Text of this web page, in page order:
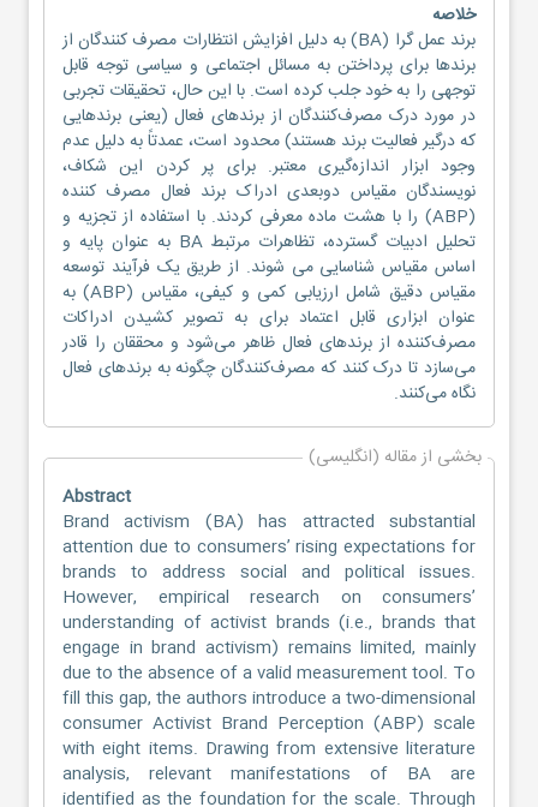
خلاصه
برند عمل گرا (BA) به دلیل افزایش انتظارات مصرف کنندگان از
برندها برای پرداختن به مسائل اجتماعی و سیاسی توجه قابل
توجهی را به خود جلب کرده است. با این حال، تحقیقات تجربی
در مورد درک مصرف‌کنندگان از برندهای فعال (یعنی برندهایی
که درگیر فعالیت برند هستند) محدود است، عمدتاً به دلیل عدم
وجود ابزار اندازه‌گیری معتبر. برای پر کردن این شکاف،
نویسندگان مقیاس دوبعدی ادراک برند فعال مصرف کننده
(ABP) را با هشت ماده معرفی کردند. با استفاده از تجزیه و
تحلیل ادبیات گسترده، تظاهرات مرتبط BA به عنوان پایه و
اساس مقیاس شناسایی می شوند. از طریق یک فرآیند توسعه
مقیاس دقیق شامل ارزیابی کمی و کیفی، مقیاس (ABP) به
عنوان ابزاری قابل اعتماد برای به تصویر کشیدن ادراکات
مصرف‌کننده از برندهای فعال ظاهر می‌شود و محققان را قادر
می‌سازد تا درک کنند که مصرف‌کنندگان چگونه به برندهای فعال
نگاه می‌کنند.
بخشی از مقاله (انگلیسی)
Abstract
Brand activism (BA) has attracted substantial
attention due to consumers’ rising expectations for
brands to address social and political issues.
However, empirical research on consumers’
understanding of activist brands (i.e., brands that
engage in brand activism) remains limited, mainly
due to the absence of a valid measurement tool. To
fill this gap, the authors introduce a two-dimensional
consumer Activist Brand Perception (ABP) scale
with eight items. Drawing from extensive literature
analysis, relevant manifestations of BA are
identified as the foundation for the scale. Through